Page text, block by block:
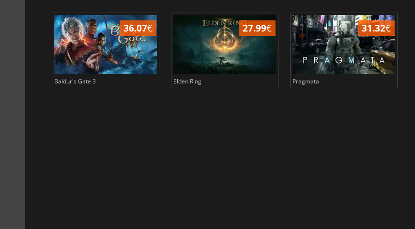
36.07€
Baldur's Gate 3
27.99€
Elden Ring
31.32€
Pragmata